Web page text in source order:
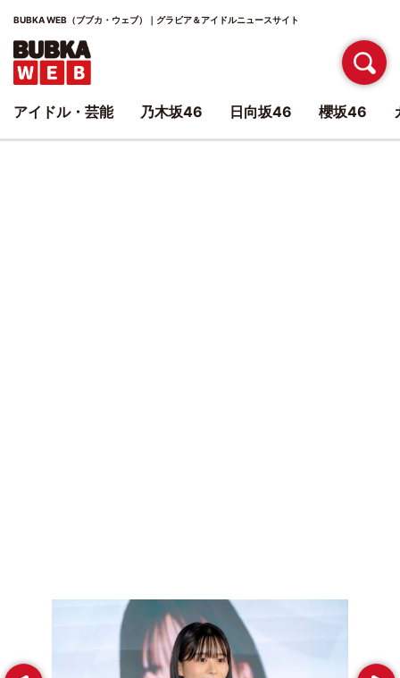
BUBKA WEB（ブブカ・ウェブ）｜グラビア＆アイドルニュースサイト
アイドル・芸能 乃木坂46 日向坂46 櫻坂46